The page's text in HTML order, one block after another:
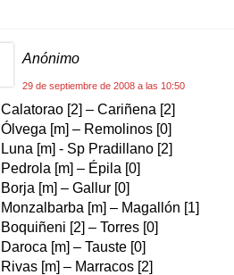
Anónimo
29 de septiembre de 2008 a las 10:50
Calatorao [2] – Cariñena [2]
Ólvega [m] – Remolinos [0]
Luna [m] - Sp Pradillano [2]
Pedrola [m] – Épila [0]
Borja [m] – Gallur [0]
Monzalbarba [m] – Magallón [1]
Boquiñeni [2] – Torres [0]
Daroca [m] – Tauste [0]
Rivas [m] – Marracos [2]